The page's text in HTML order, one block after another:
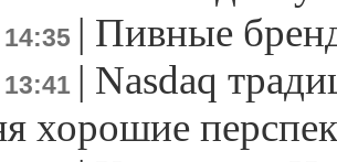
| Пивные
| Nasdaq
хорошие